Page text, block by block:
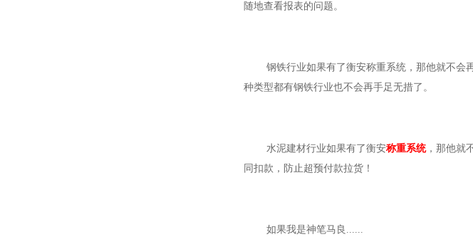
随地查看报表的问题。
钢铁行业如果有了衡安称重系统，那他就不会再
种类型都有钢铁行业也不会再手足无措了。
水泥建材行业如果有了衡安称重系统，那他就
同扣款，防止超预付款拉货！
如果我是神笔马良......